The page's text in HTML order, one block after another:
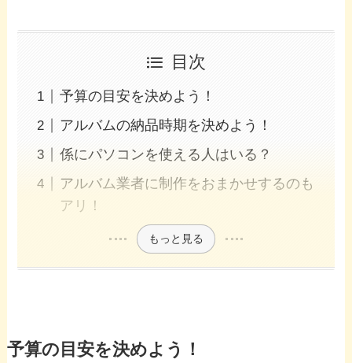
目次
予算の目安を決めよう！
アルバムの納品時期を決めよう！
係にパソコンを使える人はいる？
アルバム業者に制作をおまかせするのも
アリ！
もっと見る
予算の目安を決めよう！